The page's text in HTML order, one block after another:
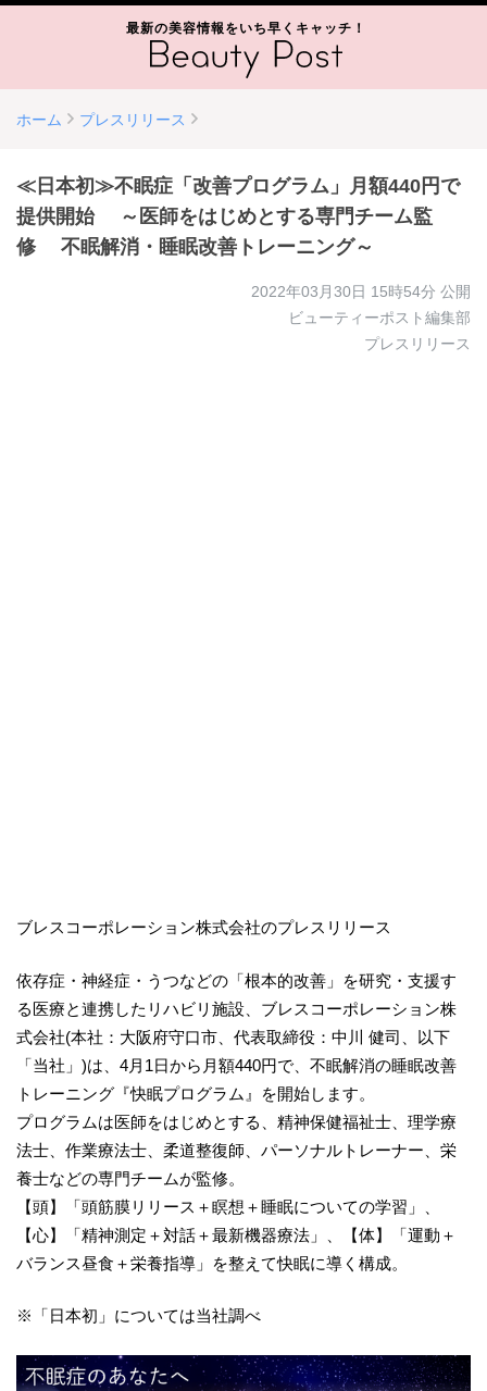
最新の美容情報をいち早くキャッチ！
ホーム プレスリリース
≪日本初≫不眠症「改善プログラム」月額440円で
提供開始 ～医師をはじめとする専門チーム監
修 不眠解消・睡眠改善トレーニング～
2022年03月30日 15時54分 公開
ビューティーポスト編集部
プレスリリース
ブレスコーポレーション株式会社のプレスリリース
依存症・神経症・うつなどの「根本的改善」を研究・支援す
る医療と連携したリハビリ施設、ブレスコーポレーション株
式会社(本社：大阪府守口市、代表取締役：中川 健司、以下
「当社」)は、4月1日から月額440円で、不眠解消の睡眠改善
トレーニング『快眠プログラム』を開始します。
プログラムは医師をはじめとする、精神保健福祉士、理学療
法士、作業療法士、柔道整復師、パーソナルトレーナー、栄
養士などの専門チームが監修。
【頭】「頭筋膜リリース＋瞑想＋睡眠についての学習」、
【心】「精神測定＋対話＋最新機器療法」、【体】「運動＋
バランス昼食＋栄養指導」を整えて快眠に導く構成。
※「日本初」については当社調べ